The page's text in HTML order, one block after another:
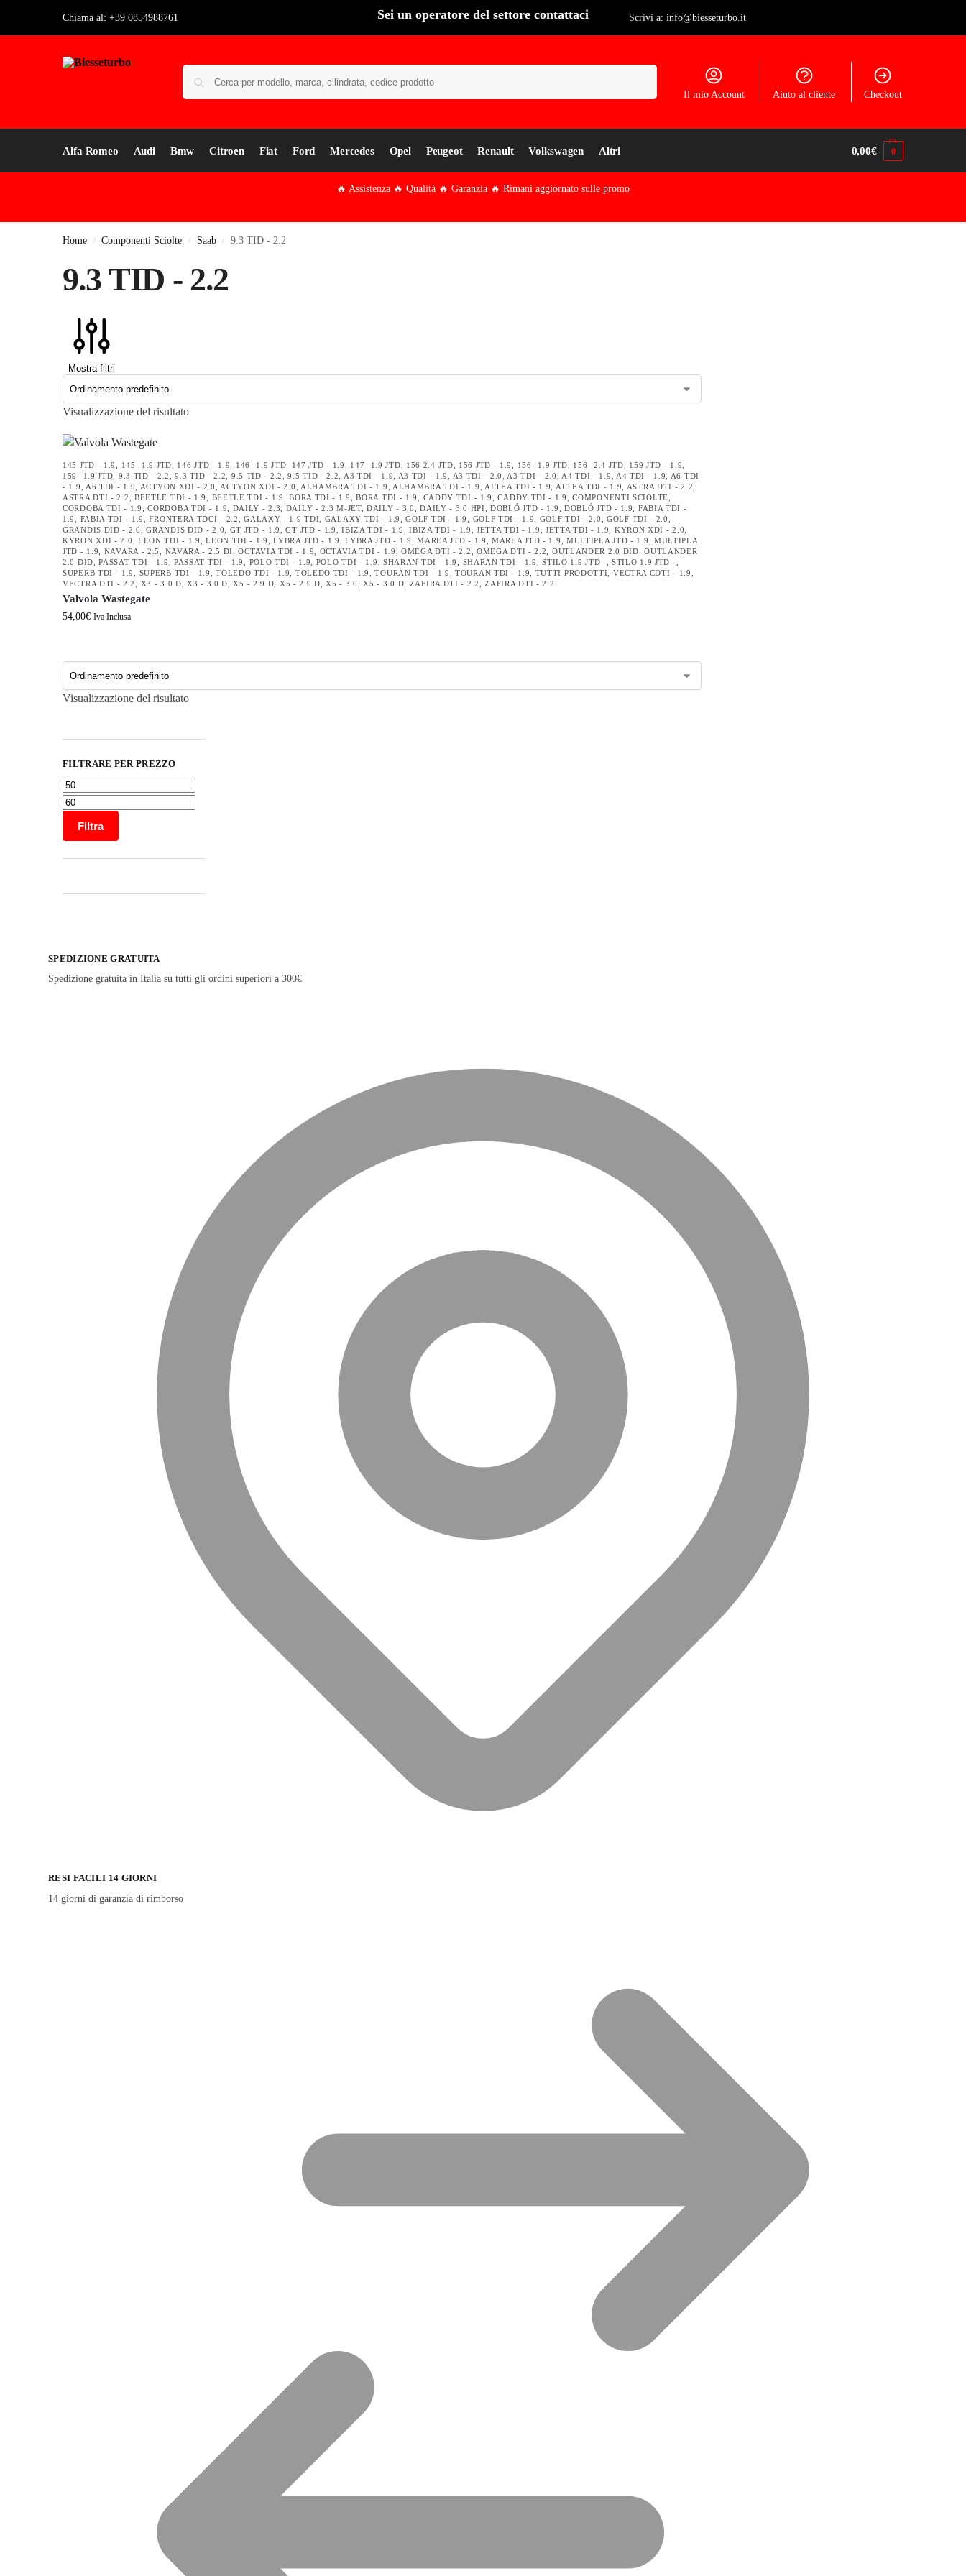
Chiama al: +39 0854988761 Sei un operatore del settore contattaci Scrivi a: info@biesseturbo.it
Il mio Account Aiuto al cliente Checkout
Alfa Romeo Audi Bmw Citroen Fiat Ford Mercedes Opel Peugeot Renault Volkswagen Altri 0,00€ 0
🔥 Assistenza 🔥 Qualità 🔥 Garanzia 🔥 Rimani aggiornato sulle promo
Home / Componenti Sciolte / Saab / 9.3 TID - 2.2
9.3 TID - 2.2
Mostra filtri
Visualizzazione del risultato
145 JTD - 1.9, 145- 1.9 JTD, 146 JTD - 1.9, 146- 1.9 JTD, 147 JTD - 1.9, 147- 1.9 JTD, 156 2.4 JTD, 156 JTD - 1.9, 156- 1.9 JTD, 156- 2.4 JTD, 159 JTD - 1.9,
159- 1.9 JTD, 9.3 TID - 2.2,9.3 TID - 2.2, 9.5 TID - 2.2,9.5 TID - 2.2, A3 TDI - 1.9, A3 TDI - 1.9, A3 TDI - 2.0,A3 TDI - 2.0,A4 TDI - 1.9, A4 TDI - 1.9, A6 TDI
- 1.9, A6 TDI - 1.9, ACTYON XDI - 2.0,ACTYON XDI - 2.0, ALHAMBRA TDI - 1.9, ALHAMBRA TDI - 1.9, ALTEA TDI - 1.9, ALTEA TDI - 1.9, ASTRA DTI - 2.2,
ASTRA DTI - 2.2, BEETLE TDI - 1.9, BEETLE TDI - 1.9,BORA TDI - 1.9,BORA TDI - 1.9, CADDY TDI - 1.9,CADDY TDI - 1.9,COMPONENTI SCIOLTE,
CORDOBA TDI - 1.9,CORDOBA TDI - 1.9, DAILY - 2.3, DAILY - 2.3 M-JET,DAILY - 3.0,DAILY - 3.0 HPI,DOBLÓ JTD - 1.9, DOBLÓ JTD - 1.9, FABIA TDI -
1.9, FABIA TDI - 1.9,FRONTERA TDCI - 2.2,GALAXY - 1.9 TDI, GALAXY TDI - 1.9,GOLF TDI - 1.9, GOLF TDI - 1.9, GOLF TDI - 2.0,GOLF TDI - 2.0,
GRANDIS DID - 2.0,GRANDIS DID - 2.0, GT JTD - 1.9,GT JTD - 1.9,IBIZA TDI - 1.9,IBIZA TDI - 1.9,JETTA TDI - 1.9, JETTA TDI - 1.9, KYRON XDI - 2.0,
KYRON XDI - 2.0, LEON TDI - 1.9,LEON TDI - 1.9,LYBRA JTD - 1.9,LYBRA JTD - 1.9,MAREA JTD - 1.9,MAREA JTD - 1.9, MULTIPLA JTD - 1.9, MULTIPLA
JTD - 1.9, NAVARA - 2.5, NAVARA - 2.5 DI,OCTAVIA TDI - 1.9, OCTAVIA TDI - 1.9,OMEGA DTI - 2.2, OMEGA DTI - 2.2, OUTLANDER 2.0 DID,OUTLANDER
2.0 DID,PASSAT TDI - 1.9, PASSAT TDI - 1.9, POLO TDI - 1.9, POLO TDI - 1.9, SHARAN TDI - 1.9, SHARAN TDI - 1.9,STILO 1.9 JTD -,STILO 1.9 JTD -,
SUPERB TDI - 1.9, SUPERB TDI - 1.9,TOLEDO TDI - 1.9, TOLEDO TDI - 1.9,TOURAN TDI - 1.9,TOURAN TDI - 1.9, TUTTI PRODOTTI, VECTRA CDTI - 1.9,
VECTRA DTI - 2.2, X3 - 3.0 D,X3 - 3.0 D,X5 - 2.9 D, X5 - 2.9 D,X5 - 3.0,X5 - 3.0 D, ZAFIRA DTI - 2.2,ZAFIRA DTI - 2.2
Valvola Wastegate
54,00€ Iva Inclusa
Visualizzazione del risultato
FILTRARE PER PREZZO
Filtra
SPEDIZIONE GRATUITA
Spedizione gratuita in Italia su tutti gli ordini superiori a 300€
RESI FACILI 14 GIORNI
14 giorni di garanzia di rimborso